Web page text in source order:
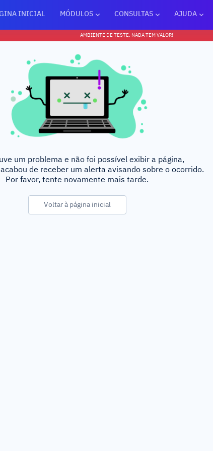
INICIAL MÓDULOS CONSULTAS AJUDA
AMBIENTE DE TESTE. NADA TEM VALOR!
um problema e não foi possível exibir a página,
de receber um alerta avisando sobre o ocorrido.
Por favor, tente novamente mais tarde.
Voltar à página inicial